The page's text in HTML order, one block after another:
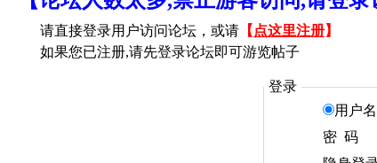
请直接登录用户访问论坛，或请 【 点这里注册】
如果您已注册,请先登录论坛即可游览帖子
登录
用户名
密 码